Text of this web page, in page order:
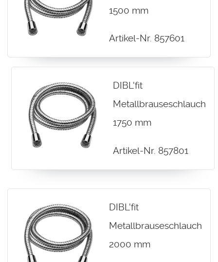
1500 mm
Artikel-Nr. 857601
DIBL'fit
Metallbrauseschlauch
1750 mm
Artikel-Nr. 857801
DIBL'fit
Metallbrauseschlauch
2000 mm